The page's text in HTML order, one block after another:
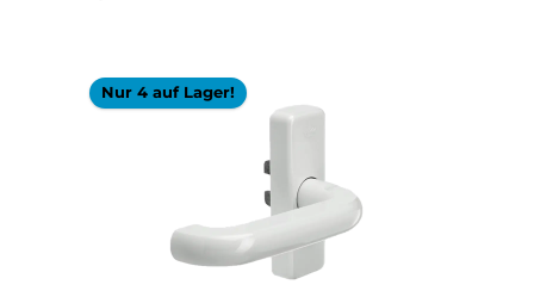
Nur 4 auf Lager!